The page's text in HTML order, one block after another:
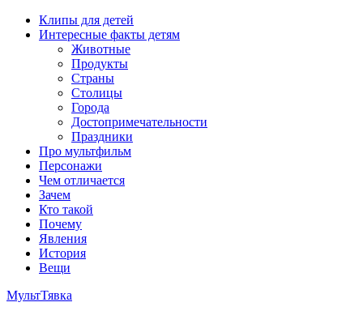
Перейти
содержимому
Клипы для детей
Интересные факты детям
Животные
Продукты
Страны
Столицы
Города
Достопримечательности
Праздники
Про мультфильм
Персонажи
Чем отличается
Зачем
Кто такой
Почему
Явления
История
Вещи
МультТявка